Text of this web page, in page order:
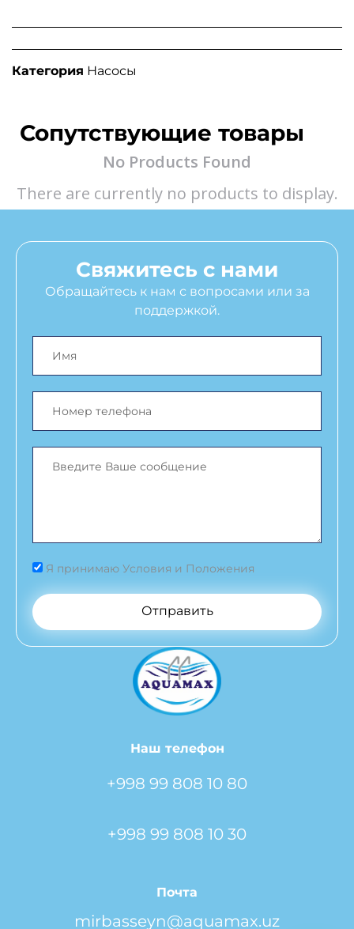
Категория Насосы
Сопутствующие товары
No Products Found
There are currently no products to display.
Свяжитесь с нами
Обращайтесь к нам с вопросами или за
поддержкой.
Я принимаю Условия и Положения
Отправить
Наш телефон
+998 99 808 10 80
+998 99 808 10 30
Почта
mirbasseyn@aquamax.uz